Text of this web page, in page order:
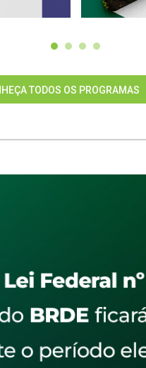
TODOS OS PROGRAMAS